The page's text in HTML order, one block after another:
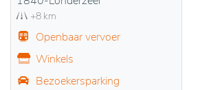
+8 km
Openbaar vervoer
Winkels
Bezoekersparking